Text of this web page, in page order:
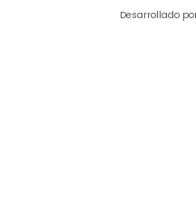
Desarrollado